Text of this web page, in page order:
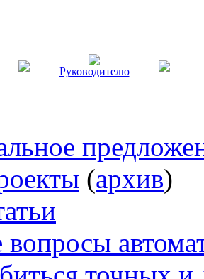
Руководителю
(архив)